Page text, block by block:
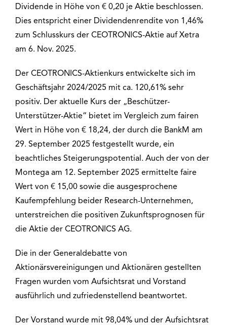
Dividende in Höhe von € 0,20 je Aktie beschlossen.
Dies entspricht einer Dividendenrendite von 1,46%
zum Schlusskurs der CEOTRONICS-Aktie auf Xetra
am 6. Nov. 2025.
Der CEOTRONICS-Aktienkurs entwickelte sich im
Geschäftsjahr 2024/2025 mit ca. 120,61% sehr
positiv. Der aktuelle Kurs der „Beschützer-
Unterstützer-Aktie“ bietet im Vergleich zum fairen
Wert in Höhe von € 18,24, der durch die BankM am
29. September 2025 festgestellt wurde, ein
beachtliches Steigerungspotential. Auch der von der
Montega am 12. September 2025 ermittelte faire
Wert von € 15,00 sowie die ausgesprochene
Kaufempfehlung beider Research-Unternehmen,
unterstreichen die positiven Zukunftsprognosen für
die Aktie der CEOTRONICS AG.
Die in der Generaldebatte von
Aktionärsvereinigungen und Aktionären gestellten
Fragen wurden vom Aufsichtsrat und Vorstand
ausführlich und zufriedenstellend beantwortet.
Der Vorstand wurde mit 98,04% und der Aufsichtsrat